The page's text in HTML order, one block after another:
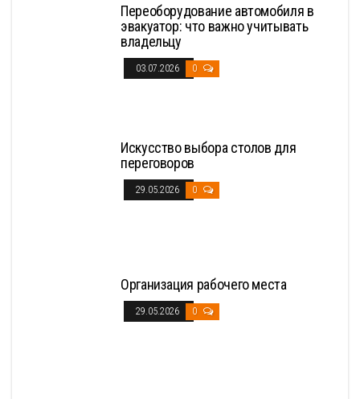
Переоборудование автомобиля в
эвакуатор: что важно учитывать
владельцу
03.07.2026 0
Искусство выбора столов для
переговоров
29.05.2026 0
Организация рабочего места
29.05.2026 0